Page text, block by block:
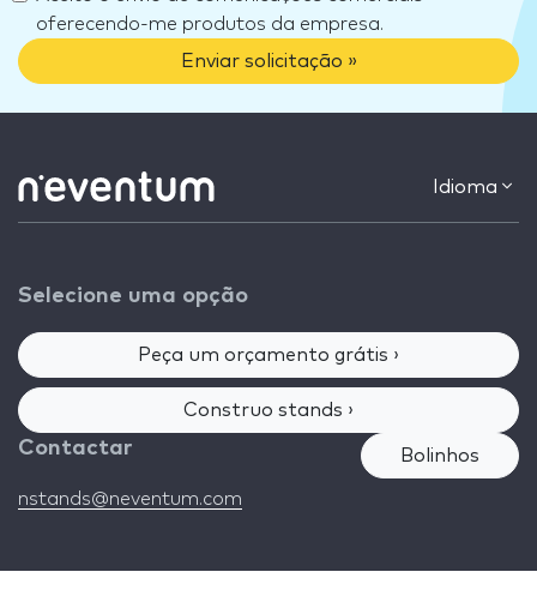
oferecendo-me produtos da empresa.
Enviar solicitação »
Idioma
Selecione uma opção
Peça um orçamento grátis ›
Construo stands ›
Contactar
nstands@neventum.com
Bolinhos